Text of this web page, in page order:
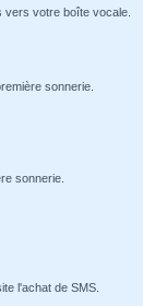
vers votre boîte vocale.
sonnerie.
sonnerie.
l'achat de SMS.